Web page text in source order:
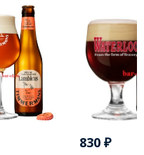
830 ₽